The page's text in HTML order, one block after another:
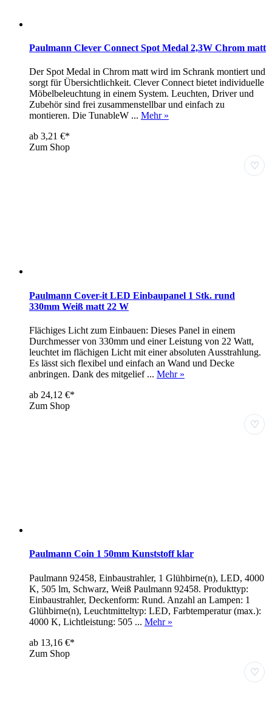
Paulmann Clever Connect Spot Medal 2,3W Chrom matt
Der Spot Medal in Chrom matt wird im Schrank montiert und
sorgt für Übersichtlichkeit. Clever Connect bietet individuelle
Möbelbeleuchtung in einem System. Leuchten, Driver und
Zubehör sind frei zusammenstellbar und einfach zu
montieren. Die TunableW ... Mehr »
ab 3,21 €*
Zum Shop
♡
Paulmann Cover-it LED Einbaupanel 1 Stk. rund
330mm Weiß matt 22 W
Flächiges Licht zum Einbauen: Dieses Panel in einem
Durchmesser von 330mm und einer Leistung von 22 Watt,
leuchtet im flächigen Licht mit einer absoluten Ausstrahlung.
Es lässt sich flexibel und einfach an Wand und Decke
anbringen. Dank des mitgelief ... Mehr »
ab 24,12 €*
Zum Shop
♡
Paulmann Coin 1 50mm Kunststoff klar
Paulmann 92458, Einbaustrahler, 1 Glühbirne(n), LED, 4000
K, 505 lm, Schwarz, Weiß Paulmann 92458. Produkttyp:
Einbaustrahler, Deckenform: Rund. Anzahl an Lampen: 1
Glühbirne(n), Leuchtmitteltyp: LED, Farbtemperatur (max.):
4000 K, Lichtleistung: 505 ... Mehr »
ab 13,16 €*
Zum Shop
♡